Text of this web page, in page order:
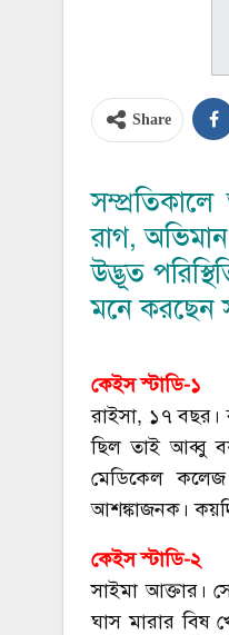
Share
রাগ,
উদ্ভূত
মনে করছেন
কেইস স্টাডি-১
রাইসা, ১৭ বছর।
ছিল তাই আব্বু
মেডিকেল কলেজ
আশঙ্কাজনক।
কেইস স্টাডি-২
সাইমা আক্তার।
ঘাস মারার বিষ